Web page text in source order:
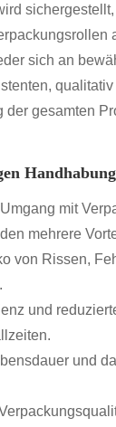
sich an
der gesamten
Handhabung
mit
mehrere
von Rissen,
und
und